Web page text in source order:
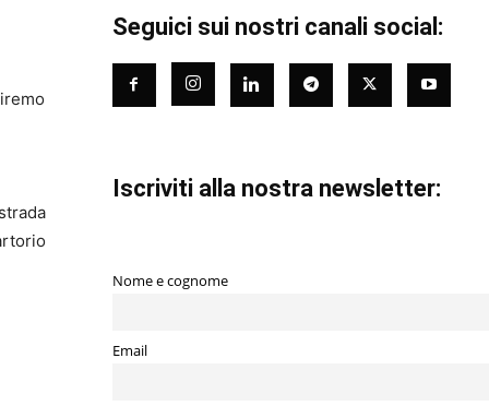
Seguici sui nostri canali social:
Iscriviti alla nostra newsletter:
Nome e cognome
Email